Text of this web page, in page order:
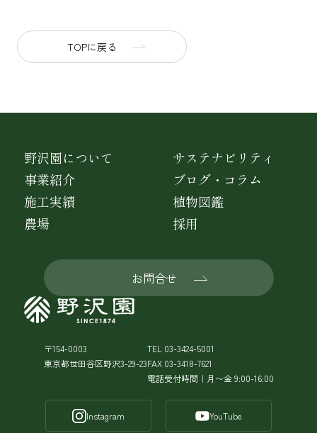
TOPに戻る
〒154-0003
東京都世田谷区野沢3-29-23
TEL 03-3424-5001
FAX 03-3418-7621
電話受付時間｜月〜金 9:00-16:00
Instagram YouTube
野沢園について
事業紹介
施工実績
農場
サステナビリティ
ブログ・コラム
植物図鑑
採用
お問合せ